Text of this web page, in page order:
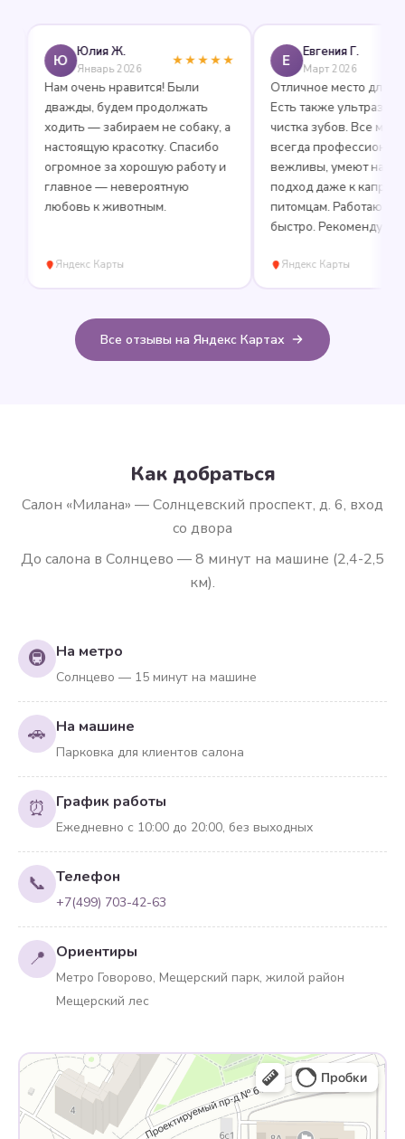
Ю Юлия Ж.
Январь 2026
★★★★★
Нам очень нравится! Были
дважды, будем продолжать
ходить — забираем не собаку, а
настоящую красотку. Спасибо
огромное за хорошую работу и
главное — невероятную
любовь к животным.
Яндекс Карты
Евгения Г.
Март 2026
Отличное место для
Есть также
чистка зубов. Все мастера
всегда профессиональны
вежливы, умеют находить
подход даже к капризным
питомцам. Работают
быстро. Рекомендую!
Яндекс Карты
Все отзывы на Яндекс Картах
Как добраться
Салон «Милана» — Солнцевский проспект, д. 6, вход
со двора
До салона в Солнцево — 8 минут на машине (2,4-2,5
км).
🚇 На метро
Солнцево — 15 минут на машине
🚗 На машине
Парковка для клиентов салона
⏰ График работы
Ежедневно с 10:00 до 20:00, без выходных
📞 Телефон
+7(499) 703-42-63
📍 Ориентиры
Метро Говорово, Мещерский парк, жилой район
Мещерский лес